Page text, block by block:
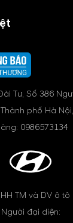
Tư, Số 386
phố Hà
0986573134
TM và DV ô tô
Người đại diện: